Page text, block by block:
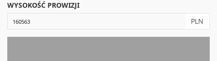
WYSOKOŚĆ PROWIZJI
PLN